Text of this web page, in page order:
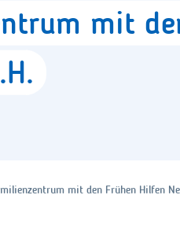
mit
mit den Frühen Hilfen